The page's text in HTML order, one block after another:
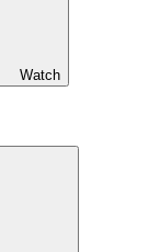
Watch